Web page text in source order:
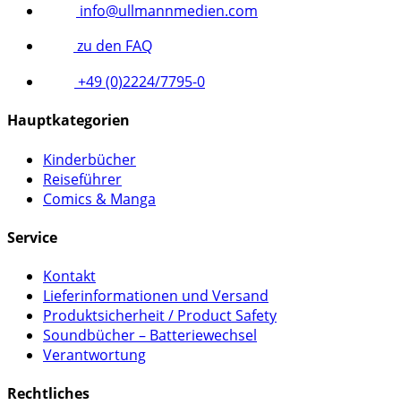
info@ullmannmedien.com
zu den FAQ
+49 (0)2224/7795-0
Hauptkategorien
Kinderbücher
Reiseführer
Comics & Manga
Service
Kontakt
Lieferinformationen und Versand
Produktsicherheit / Product Safety
Soundbücher – Batteriewechsel
Verantwortung
Rechtliches